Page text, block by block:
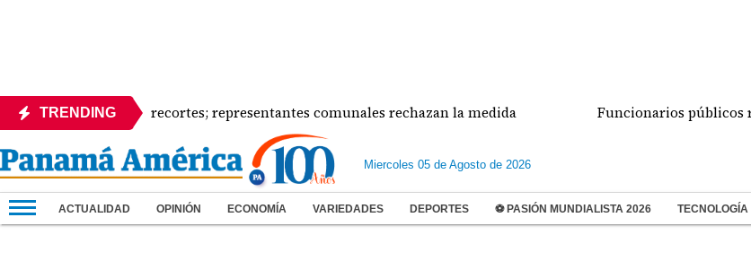
TRENDING
defiende recortes; representantes comunales rechazan la medida Funcionarios públicos
Miercoles 05 de Agosto de 2026
ACTUALIDAD OPINIÓN ECONOMÍA VARIEDADES DEPORTES ⚽ PASIÓN MUNDIALISTA 2026 TECNOLOGÍA